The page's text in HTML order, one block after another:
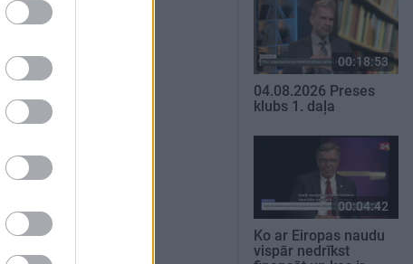
00:18:53
04.08.2026 Preses
klubs 1. daļa
00:04:42
Ko ar Eiropas naudu
vispār nedrīkst